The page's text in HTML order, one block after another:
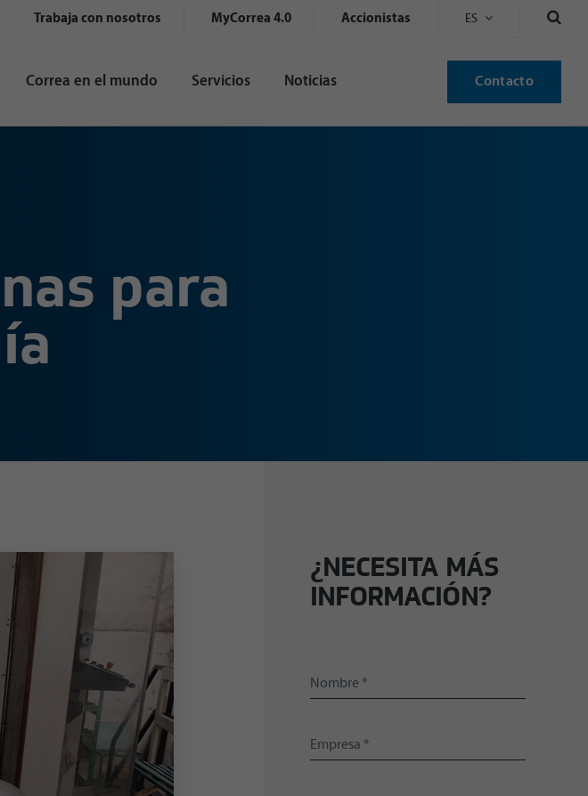
Trabaja con nosotros MyCorrea 4.0 Accionistas ES
Correa en el mundo Servicios Noticias Contacto
para
¿NECESITA MÁS
INFORMACIÓN?